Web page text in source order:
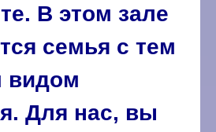
В этом зале
семья с тем
Для нас, вы